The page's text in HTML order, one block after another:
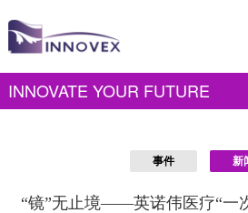
INNOVATE YOUR FUTURE
事件 新
“镜”无止境——英诺伟医疗“一